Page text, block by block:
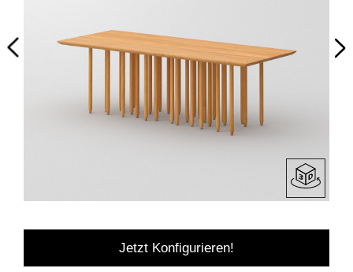
Jetzt Konfigurieren!